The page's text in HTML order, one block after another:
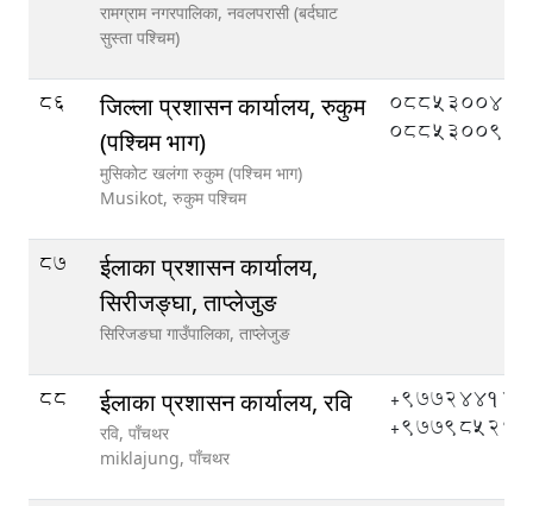
रामग्राम नगरपालिका, नवलपरासी (बर्दघाट
सुस्ता पश्चिम)
86
जिल्ला प्रशासन कार्यालय, रुकुम
(पश्चिम भाग)
मुसिकोट खलंगा रुकुम (पश्चिम भाग)
Musikot, रुकुम पश्चिम
०८८५३००४०,
०८८५३००९०
87
ईलाका प्रशासन कार्यालय,
सिरीजङ्घा, ताप्लेजुङ
सिरिजङघा गाउँपालिका, ताप्लेजुङ
88 ईलाका प्रशासन कार्यालय, रवि
रवि, पाँचथर
miklajung, पाँचथर